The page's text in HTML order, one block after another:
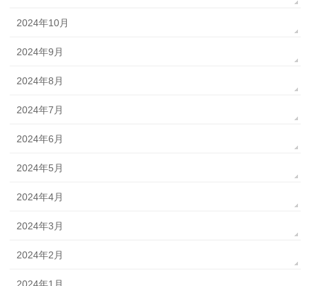
2024年10月
2024年9月
2024年8月
2024年7月
2024年6月
2024年5月
2024年4月
2024年3月
2024年2月
2024年1月